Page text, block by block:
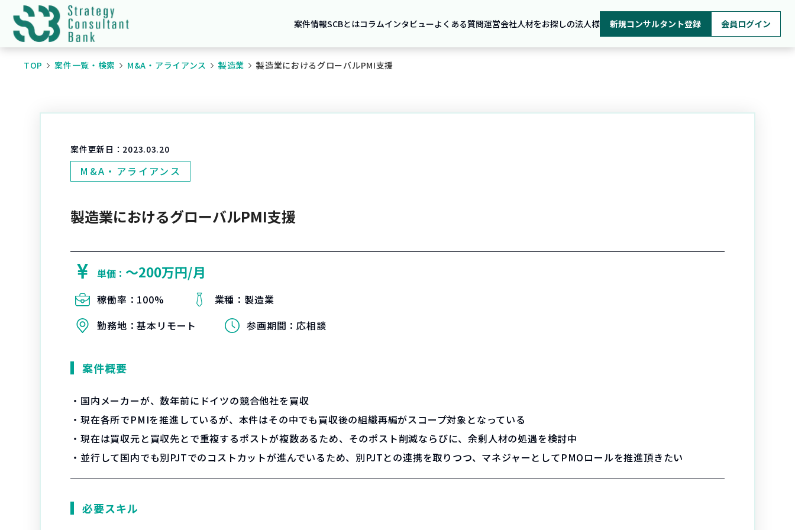
案件情報SCBとはコラムインタビューよくある質問運営会社人材をお探しの法人様 新規コンサルタント登録 会員ログイン
TOP 案件一覧・検索 M&A・アライアンス 製造業 製造業におけるグローバルPMI支援
案件更新日： 2023.03.20
M&A・アライアンス
製造業におけるグローバルPMI支援
単価： 〜200万円/月
稼働率： 100% 業種： 製造業
勤務地：基本リモート 参画期間：応相談
案件概要
・国内メーカーが、数年前にドイツの競合他社を買収
・現在各所でPMIを推進しているが、本件はその中でも買収後の組織再編がスコープ対象となっている
・現在は買収元と買収先とで重複するポストが複数あるため、そのポスト削減ならびに、余剰人材の処遇を検討中
・並行して国内でも別PJTでのコストカットが進んでいるため、別PJTとの連携を取りつつ、マネジャーとしてPMOロールを推進頂きたい
必要スキル